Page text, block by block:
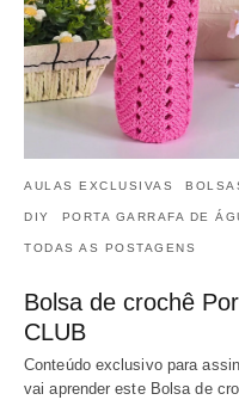
AULAS EXCLUSIVAS
DIY PORTA GARRAFA DE
TODAS AS POSTAGENS
Bolsa de crochê
CLUB
Conteúdo exclusivo para
vai aprender este Bolsa de